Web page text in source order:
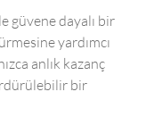
güvene dayalı bir
yardımcı
anlık kazanç
bir